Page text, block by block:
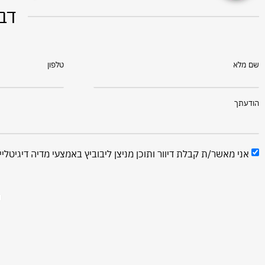
שם מלא טלפון
הודעתך
אני מאשר/ת קבלת דיוור ותוכן מניצן ליבוביץ באמצעי מדיה